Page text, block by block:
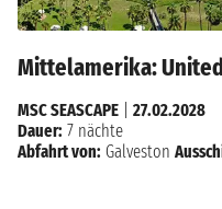
Mittelamerika:
MSC SEASCAPE
27.02.2028
Dauer: 7 nächte
Abfahrt von: Galveston